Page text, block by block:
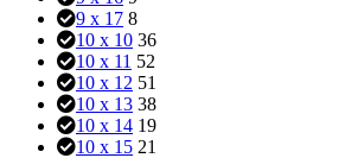
9 x 17 8
10 x 10 36
10 x 11 52
10 x 12 51
10 x 13 38
10 x 14 19
10 x 15 21